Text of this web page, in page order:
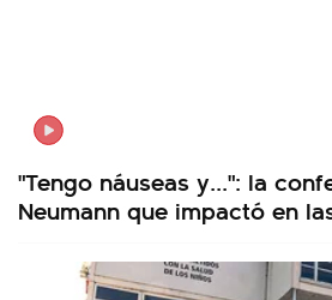
"Tengo náuseas y...": la
Neumann que impactó en